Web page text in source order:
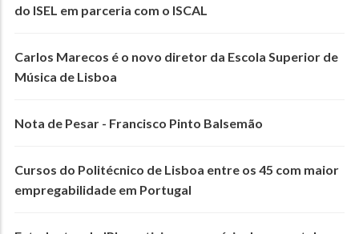
do ISEL em parceria com o ISCAL
Carlos Marecos é o novo diretor da Escola Superior de
Música de Lisboa
Nota de Pesar - Francisco Pinto Balsemão
Cursos do Politécnico de Lisboa entre os 45 com maior
empregabilidade em Portugal